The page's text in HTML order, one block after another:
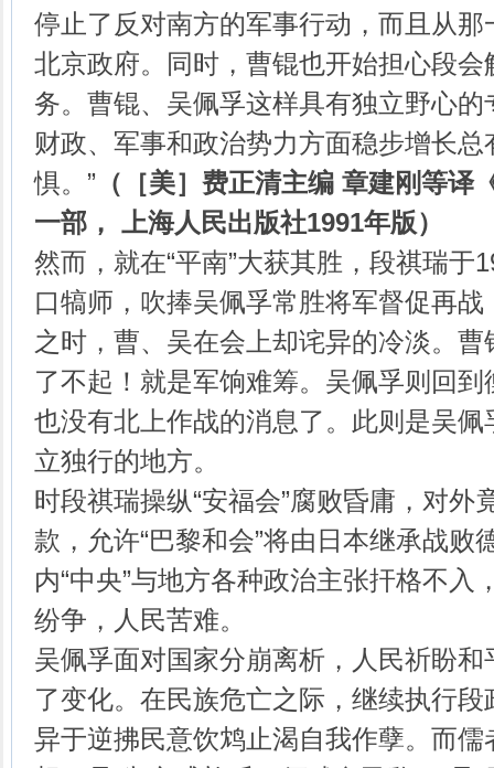
停止了反对南方的军事行动，而且从
北京政府。同时，曹锟也开始担心段
务。曹锟、吴佩孚这样具有独立野心
财政、军事和政治势力方面稳步增长总
惧。” （［美］费正清主编 章建刚等译
一部， 上海人民出版社1991年版）
然而，就在“平南”大获其胜，段祺瑞于
口犒师，吹捧吴佩孚常胜将军督促再战
之时，曹、吴在会上却诧异的冷淡。
了不起！就是军饷难筹。吴佩孚则回
也没有北上作战的消息了。此则是吴
立独行的地方。
时段祺瑞操纵“安福会”腐败昏庸，对外
款，允许“巴黎和会”将由日本继承战败
内“中央”与地方各种政治主张扞格不入
纷争，人民苦难。
吴佩孚面对国家分崩离析，人民祈盼
了变化。在民族危亡之际，继续执行段
异于逆拂民意饮鸩止渴自我作孽。而